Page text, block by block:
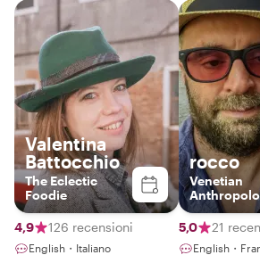
Valentina
Battocchio
The Eclectic
Foodie
4,9 126 recensioni
English・Italiano
rocco
Venetian
5,0 21
English・